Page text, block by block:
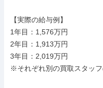
【実際の給与例】
1年目：1,576万円
2年目：1,913万円
3年目：2,019万円
※それぞれ別の買取スタッフ